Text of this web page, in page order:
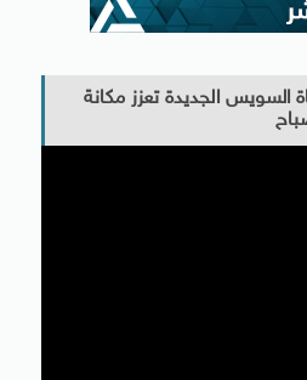
السويس الجديدة تعزز مكانة